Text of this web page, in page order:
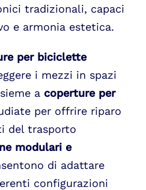
tradizionali, capaci
e armonia estetica.
per biciclette
i mezzi in spazi
a coperture per
per offrire riparo
del trasporto
modulari e
di adattare
configurazioni